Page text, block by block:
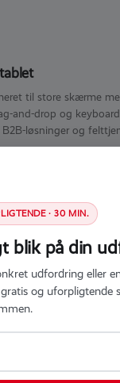
til store skærme
and-drop og
løsninger og
· 30 MIN.
blik på din
udfordring eller
og uforpligtende